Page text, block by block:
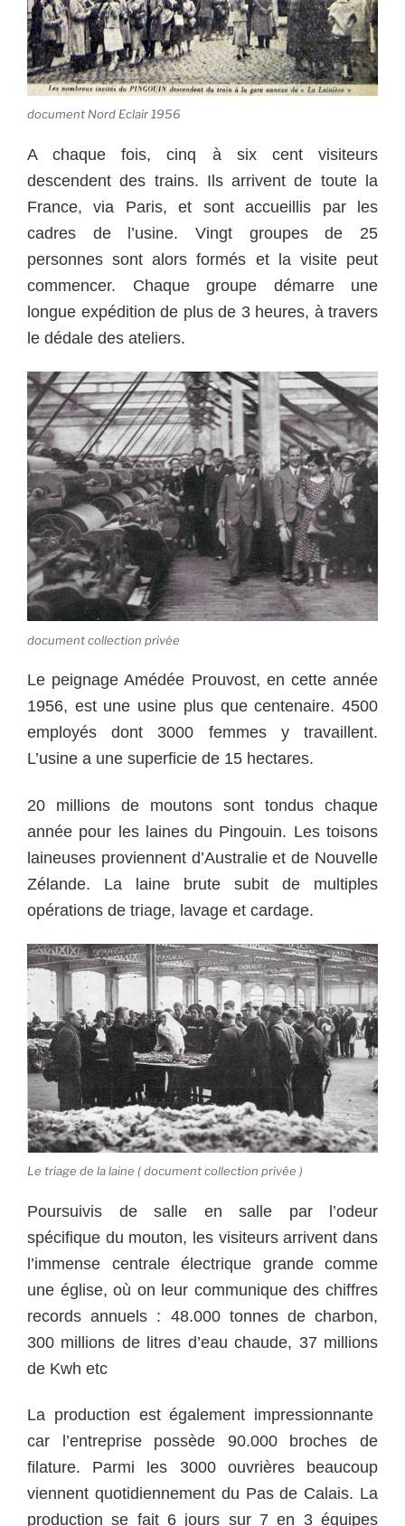
document Nord Eclair 1956
A chaque fois, cinq à six cent visiteurs
descendent des trains. Ils arrivent de toute la
France, via Paris, et sont accueillis par les
cadres de l’usine. Vingt groupes de 25
personnes sont alors formés et la visite peut
commencer. Chaque groupe démarre une
longue expédition de plus de 3 heures, à travers
le dédale des ateliers.
document collection privée
Le peignage Amédée Prouvost, en cette année
1956, est une usine plus que centenaire. 4500
employés dont 3000 femmes y travaillent.
L’usine a une superficie de 15 hectares.
20 millions de moutons sont tondus chaque
année pour les laines du Pingouin. Les toisons
laineuses proviennent d’Australie et de Nouvelle
Zélande. La laine brute subit de multiples
opérations de triage, lavage et cardage.
Le triage de la laine ( document collection privée )
Poursuivis de salle en salle par l’odeur
spécifique du mouton, les visiteurs arrivent dans
l’immense centrale électrique grande comme
une église, où on leur communique des chiffres
records annuels : 48.000 tonnes de charbon,
300 millions de litres d’eau chaude, 37 millions
de Kwh etc
La production est également impressionnante
car l’entreprise possède 90.000 broches de
filature. Parmi les 3000 ouvrières beaucoup
viennent quotidiennement du Pas de Calais. La
production se fait 6 jours sur 7 en 3 équipes